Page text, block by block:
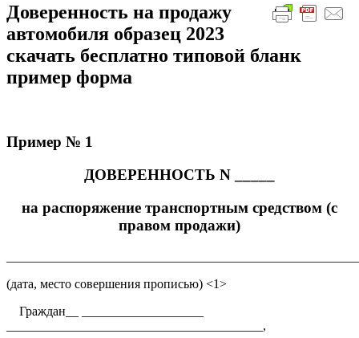
Доверенность на продажу
автомобиля образец 2023
скачать бесплатно типовой бланк
пример форма
Пример № 1
ДОВЕРЕННОСТЬ N _____
на распоряжение транспортным средством (с
правом продажи)
(дата, место совершения прописью) <1>
Граждан__ ___________________
________________________________________,